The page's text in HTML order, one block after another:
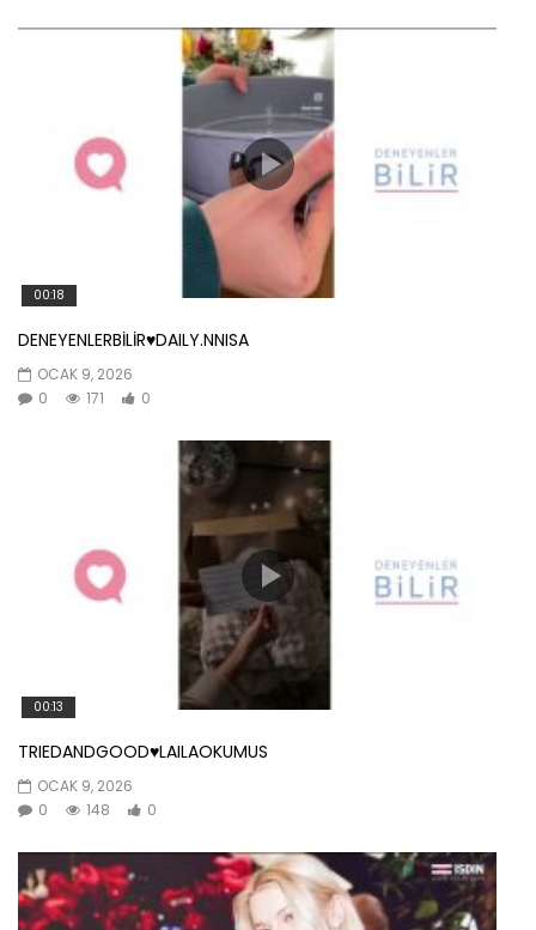
00:18
DENEYENLERBİLİR♥️DAILY.NNISA
OCAK 9, 2026
0
171 0
00:13
TRIEDANDGOOD♥️LAILAOKUMUS
OCAK 9, 2026
0
148 0